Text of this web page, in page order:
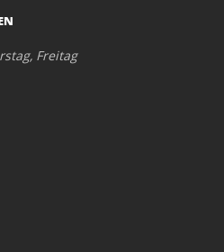
Freitag